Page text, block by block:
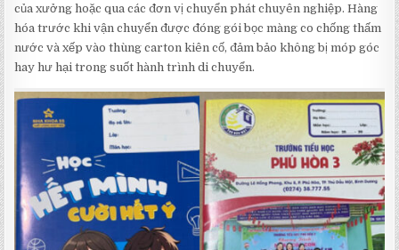
của xưởng hoặc qua các đơn vị chuyển phát chuyên nghiệp. Hàng
hóa trước khi vận chuyển được đóng gói bọc màng co chống thấm
nước và xếp vào thùng carton kiên cố, đảm bảo không bị móp góc
hay hư hại trong suốt hành trình di chuyển.